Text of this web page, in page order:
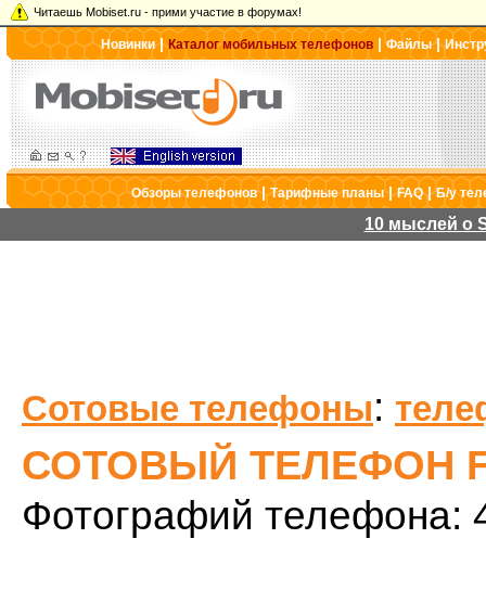
Читаешь Mobiset.ru - прими участие в форумах!
Новинки|Каталог мобильных телефонов |Файлы|
Обзоры телефонов|Тарифные планы|FAQ|Б/у
10 мыслей о
Сотовые телефоны:
СОТОВЫЙ ТЕЛЕФОН
Фотографий телефона: